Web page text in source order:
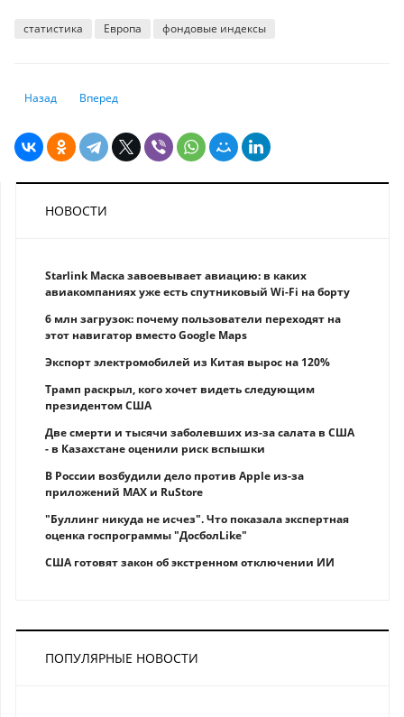
статистика Европа фондовые индексы
Предыдущий: Фьючерсы на американские фондовые индексы растут
Назад Следующий: Спрос казахстанских импортёров на рубль
Вперед
НОВОСТИ
Starlink Маска завоевывает авиацию: в каких
авиакомпаниях уже есть спутниковый Wi-Fi на борту
6 млн загрузок: почему пользователи переходят на
этот навигатор вместо Google Maps
Экспорт электромобилей из Китая вырос на 120%
Трамп раскрыл, кого хочет видеть следующим
президентом США
Две смерти и тысячи заболевших из-за салата в США
- в Казахстане оценили риск вспышки
В России возбудили дело против Apple из-за
приложений MAX и RuStore
"Буллинг никуда не исчез". Что показала экспертная
оценка госпрограммы "ДосболLike"
США готовят закон об экстренном отключении ИИ
ПОПУЛЯРНЫЕ НОВОСТИ